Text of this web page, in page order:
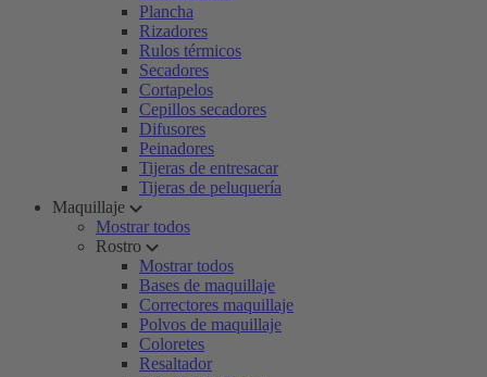
Plancha
Rizadores
Rulos térmicos
Secadores
Cortapelos
Cepillos secadores
Difusores
Peinadores
Tijeras de entresacar
Tijeras de peluquería
Maquillaje
Mostrar todos
Rostro
Mostrar todos
Bases de maquillaje
Correctores maquillaje
Polvos de maquillaje
Coloretes
Resaltador